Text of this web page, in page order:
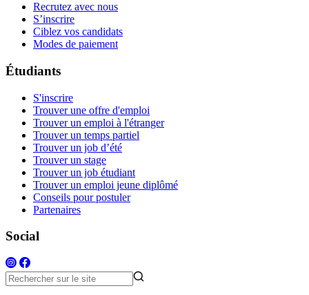
Recrutez avec nous
S’inscrire
Ciblez vos candidats
Modes de paiement
Étudiants
S'inscrire
Trouver une offre d'emploi
Trouver un emploi à l'étranger
Trouver un temps partiel
Trouver un job d’été
Trouver un stage
Trouver un job étudiant
Trouver un emploi jeune diplômé
Conseils pour postuler
Partenaires
Social